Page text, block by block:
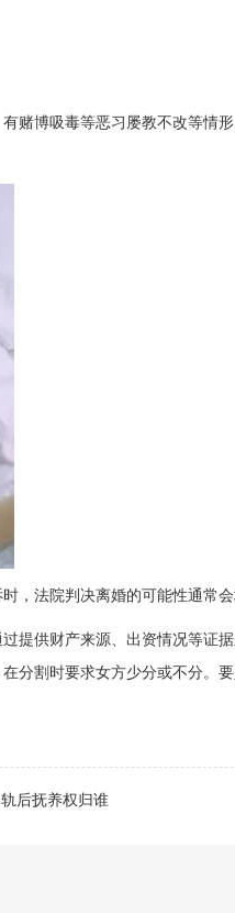
赌博吸毒等恶习屡教不改等情
，法院判决离婚的可能性通常会
提供财产来源、出资情况等证
分割时要求女方少分或不分。
后抚养权归谁